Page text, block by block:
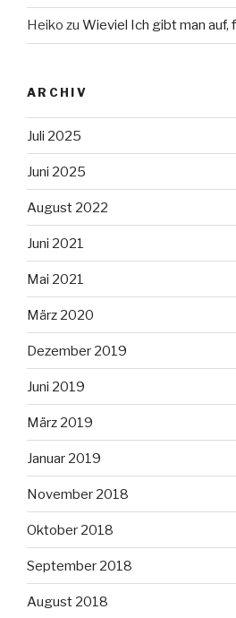
Heiko zu Wieviel Ich gibt man auf,
ARCHIV
Juli 2025
Juni 2025
August 2022
Juni 2021
Mai 2021
März 2020
Dezember 2019
Juni 2019
März 2019
Januar 2019
November 2018
Oktober 2018
September 2018
August 2018